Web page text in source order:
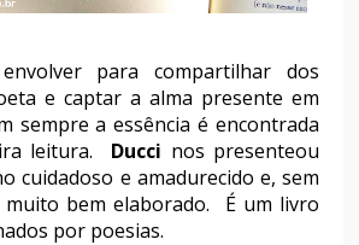
para compartilhar dos
e captar a alma presente em
sempre a essência é encontrada
leitura. Ducci nos presenteou
cuidadoso e amadurecido e, sem
muito bem elaborado. É um livro
por poesias.